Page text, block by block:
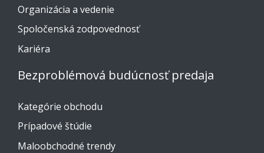
Organizácia a vedenie
Spoločenská zodpovednosť
Kariéra
Bezproblémová budúcnosť predaja
Kategórie obchodu
Prípadové štúdie
Maloobchodné trendy